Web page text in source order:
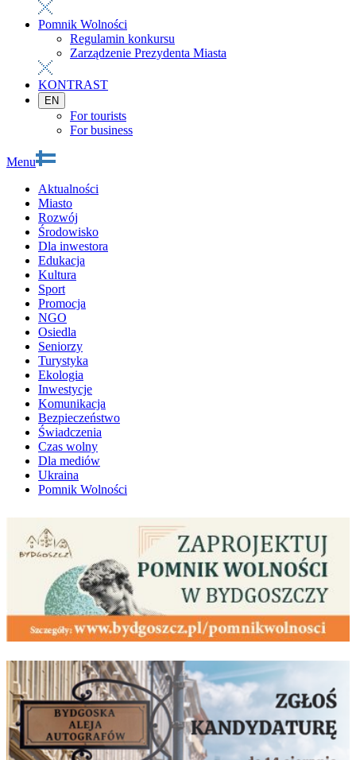
Pomnik Wolności
Regulamin konkursu
Zarządzenie Prezydenta Miasta
KONTRAST
EN
For tourists
For business
Menu
Aktualności
Miasto
Rozwój
Środowisko
Dla inwestora
Edukacja
Kultura
Sport
Promocja
NGO
Osiedla
Seniorzy
Turystyka
Ekologia
Inwestycje
Komunikacja
Bezpieczeństwo
Świadczenia
Czas wolny
Dla mediów
Ukraina
Pomnik Wolności